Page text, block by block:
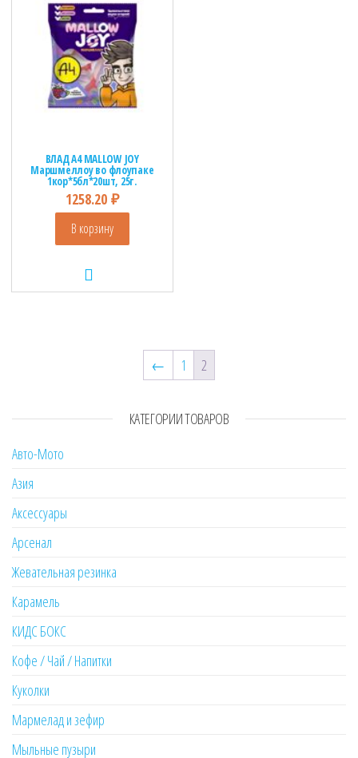
ВЛАД А4 MALLOW JOY
Маршмеллоу во флоупаке
1кор*5бл*20шт, 25г.
1258.20 ₽
В корзину
← 1 2
КАТЕГОРИИ ТОВАРОВ
Авто-Мото
Азия
Аксессуары
Арсенал
Жевательная резинка
Карамель
КИДС БОКС
Кофе / Чай / Напитки
Куколки
Мармелад и зефир
Мыльные пузыри